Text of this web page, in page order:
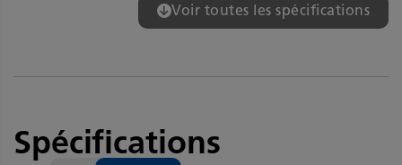
Voir toutes les spécifications
Spécifications